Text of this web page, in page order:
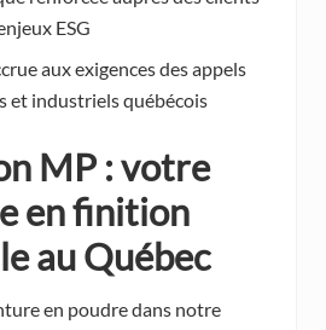
ESG
aux exigences des appels
et industriels québécois
MP : votre
en finition
au Québec
en poudre dans notre